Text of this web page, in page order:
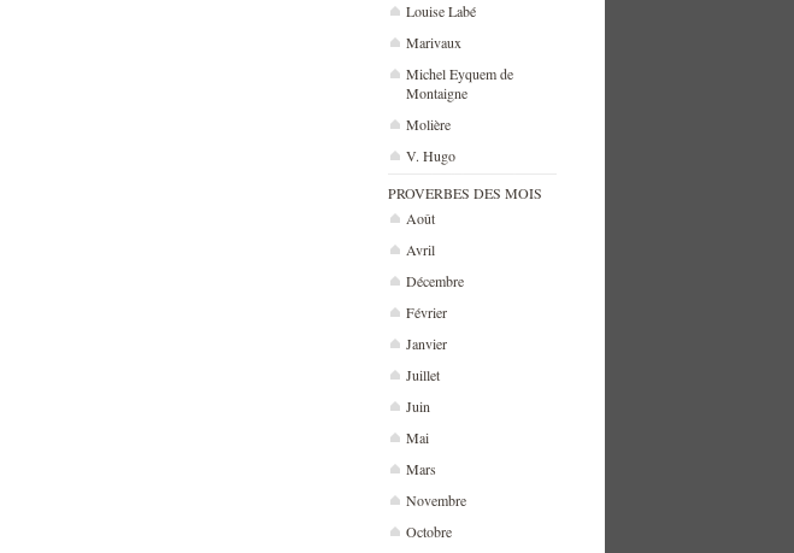
Louise Labé
Marivaux
Michel Eyquem de
Montaigne
Molière
V. Hugo
PROVERBES DES MOIS
Août
Avril
Décembre
Février
Janvier
Juillet
Juin
Mai
Mars
Novembre
Octobre